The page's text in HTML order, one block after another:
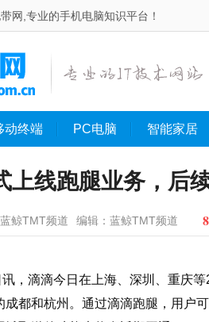
网,专业的手机电脑知识平台！
动终端 PC电脑 智能家居
上线跑腿业务，后
鲸TMT频道 编辑：蓝鲸TMT频道
，滴滴今日在上海、深圳、重庆
都和杭州。通过滴滴跑腿，用户